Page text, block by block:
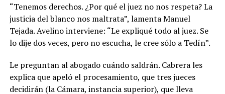
“Tenemos derechos. ¿Por qué el juez no nos respeta? La
justicia del blanco nos maltrata”, lamenta Manuel
Tejada. Avelino interviene: “Le expliqué todo al juez. Se
lo dije dos veces, pero no escucha, le cree sólo a Tedín”.
Le preguntan al abogado cuándo saldrán. Cabrera les
explica que apeló el procesamiento, que tres jueces
decidirán (la Cámara, instancia superior), que lleva